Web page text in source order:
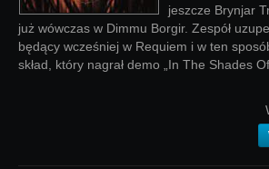
jeszcze Brynjar
już wówczas w Dimmu Borgir. Zespół
będący wcześniej w Requiem i w ten
skład, który nagrał demo „In The Shades Of